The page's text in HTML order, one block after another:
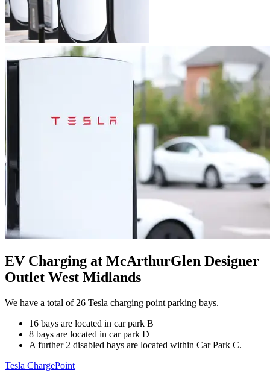
EV Charging at McArthurGlen Designer
Outlet West Midlands
We have a total of 26 Tesla charging point parking bays.
16 bays are located in car park B
8 bays are located in car park D
A further 2 disabled bays are located within Car Park C.
Tesla ChargePoint